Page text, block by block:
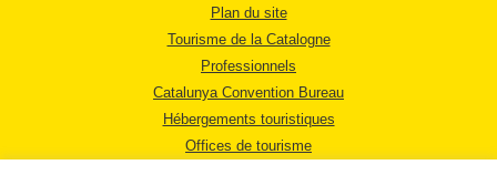
Plan du site
Tourisme de la Catalogne
Professionnels
Catalunya Convention Bureau
Hébergements touristiques
Offices de tourisme